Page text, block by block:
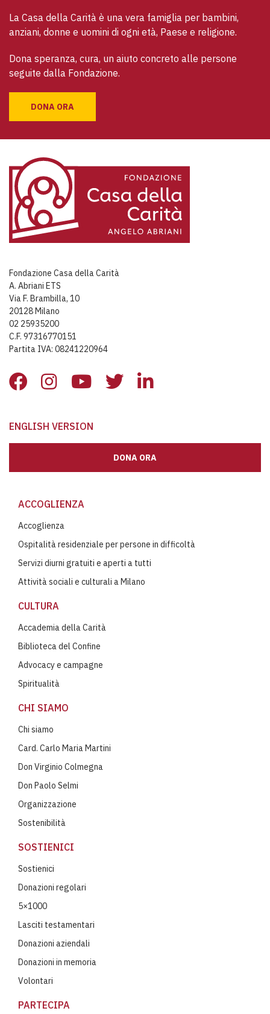
La Casa della Carità è una vera famiglia per bambini,
anziani, donne e uomini di ogni età, Paese e religione.
Dona speranza, cura, un aiuto concreto alle persone
seguite dalla Fondazione.
DONA ORA
Fondazione Casa della Carità
A. Abriani ETS
Via F. Brambilla, 10
20128 Milano
02 25935200
C.F. 97316770151
Partita IVA: 08241220964
ENGLISH VERSION
DONA ORA
ACCOGLIENZA
Accoglienza
Ospitalità residenziale per persone in difficoltà
Servizi diurni gratuiti e aperti a tutti
Attività sociali e culturali a Milano
CULTURA
Accademia della Carità
Biblioteca del Confine
Advocacy e campagne
Spiritualità
CHI SIAMO
Chi siamo
Card. Carlo Maria Martini
Don Virginio Colmegna
Don Paolo Selmi
Organizzazione
Sostenibilità
SOSTIENICI
Sostienici
Donazioni regolari
5×1000
Lasciti testamentari
Donazioni aziendali
Donazioni in memoria
Volontari
PARTECIPA